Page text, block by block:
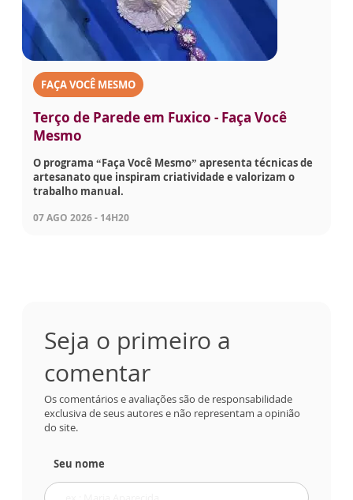
FAÇA VOCÊ MESMO
Terço de Parede em Fuxico - Faça Você
Mesmo
O programa “Faça Você Mesmo” apresenta técnicas de
artesanato que inspiram criatividade e valorizam o
trabalho manual.
07 AGO 2026 - 14H20
Seja o primeiro a
comentar
Os comentários e avaliações são de responsabilidade
exclusiva de seus autores e não representam a opinião
do site.
Seu nome